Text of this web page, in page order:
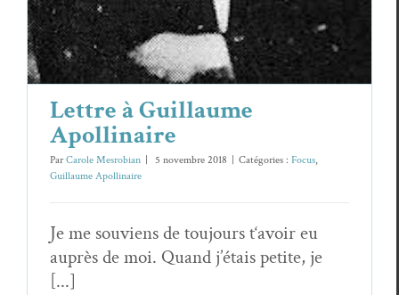
Lettre à Guillaume
Apollinaire
ParCarole Mesrobian 5 novembre 2018 Catégories : Focus,
Guillaume Apollinaire
Je me souviens de toujours t‘avoir eu
auprès de moi. Quand j’étais petite, je
[...]